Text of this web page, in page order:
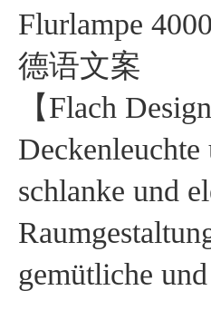
Flurlampe
德语文案
【Flach
schlanke und
gemütliche